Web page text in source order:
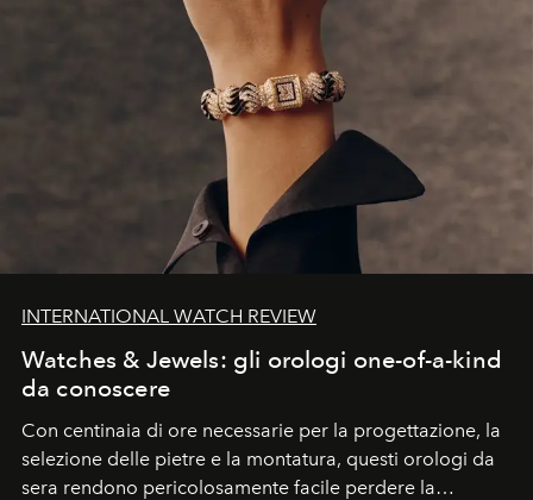
INTERNATIONAL WATCH REVIEW
Watches & Jewels: gli orologi one-of-a-kind
da conoscere
Con centinaia di ore necessarie per la progettazione, la
selezione delle pietre e la montatura, questi orologi da
sera rendono pericolosamente facile perdere la